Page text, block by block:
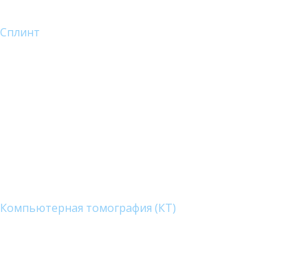
Сплинт
Компьютерная томография (КТ)